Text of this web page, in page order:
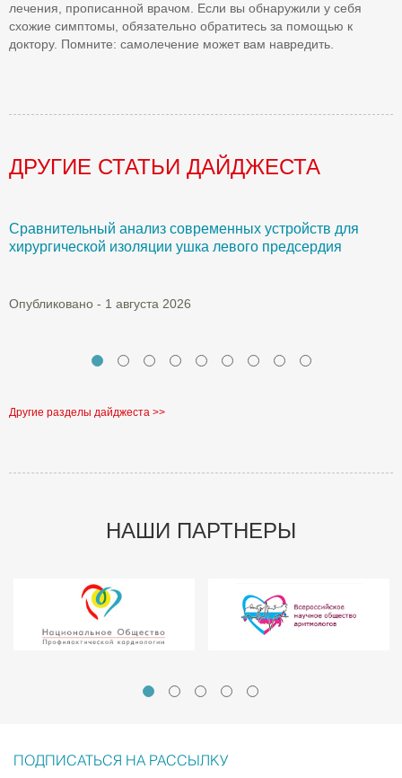
лечения, прописанной врачом. Если вы обнаружили у себя
схожие симптомы, обязательно обратитесь за помощью к
доктору. Помните: самолечение может вам навредить.
ДРУГИЕ СТАТЬИ ДАЙДЖЕСТА
Сравнительный анализ современных устройств для
хирургической изоляции ушка левого предсердия
Опубликовано - 1 августа 2026
Другие разделы дайджеста >>
НАШИ ПАРТНЕРЫ
ПОДПИСАТЬСЯ НА РАССЫЛКУ